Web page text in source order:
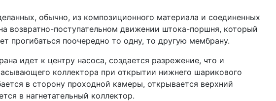
обычно, из композиционного материала и соединенных
возвратно-поступательном движении штока-поршня, который
прогибаться поочередно то одну, то другую мембрану.
идет к центру насоса, создается разрежение, что и
коллектора при открытии нижнего шарикового
в сторону проходной камеры, открывается верхний
в нагнетательный коллектор.